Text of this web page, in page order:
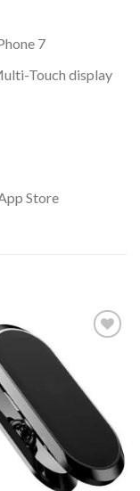
7
Touch display
Store
soovide
hulka